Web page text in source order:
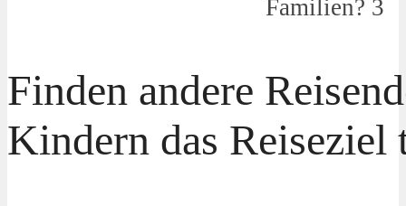
Finden andere
Kindern das Reiseziel